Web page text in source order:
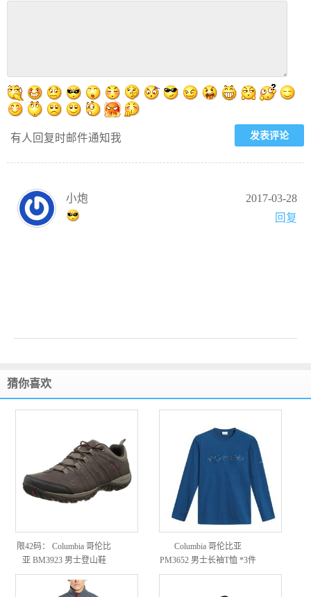
有人回复时邮件通知我
小炮
2017-03-28
回复
猜你喜欢
限42码： Columbia 哥伦比
亚 BM3923 男士登山鞋
Columbia 哥伦比亚
PM3652 男士长袖T恤 *3件